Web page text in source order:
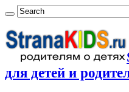
для детей и